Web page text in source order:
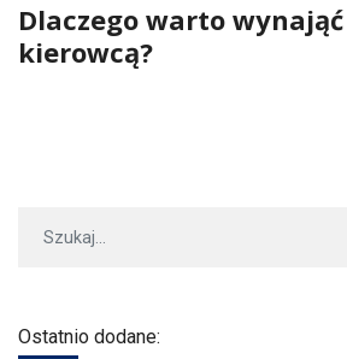
Dlaczego warto
kierowcą?
Ostatnio dodane: